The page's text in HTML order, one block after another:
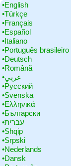
•‎English
•‎Türkçe
•‎Français
•‎Español
•‎Italiano
•‎Português brasileiro
•‎Deutsch
•‎Română
•‎عربي
•‎Русский
•‎Svenska
•‎Ελληνικά
•‎Български
•‎עברית
•‎Shqip
•‎Srpski
•‎Nederlands
•‎Dansk